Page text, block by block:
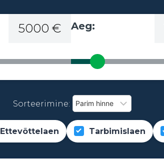
5000 € Aeg:
Sorteerimine:
Ettevõttelaen Tarbimislaen